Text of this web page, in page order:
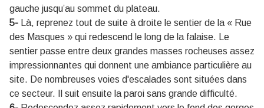
gauche jusqu’au sommet du plateau.
5- Là, reprenez tout de suite à droite le sentier de la « Rue
des Masques » qui redescend le long de la falaise. Le
sentier passe entre deux grandes masses rocheuses assez
impressionnantes qui donnent une ambiance particulière au
site. De nombreuses voies d'escalades sont situées dans
ce secteur. Il suit ensuite la paroi sans grande difficulté.